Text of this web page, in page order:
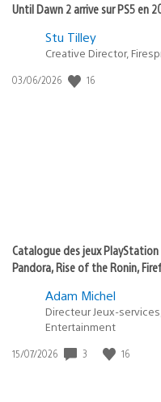
Until Dawn 2 arrive sur PS5 en
Postée
:
Stu Tilley
Creative Director,
Date
03/06/2026 16
Catalogue des jeux
Pandora, Rise of the Ronin,
Adam Michel
Directeur Jeux-
Entertainment
Date
15/07/2026 3 16